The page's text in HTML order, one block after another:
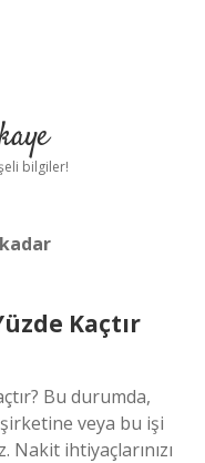
bilgiler!
Kaçtır
Bu durumda,
veya bu işi
ihtiyaçlarınızı